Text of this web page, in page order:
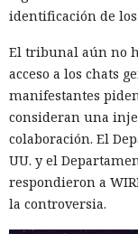
identificación de
El tribunal aún no
acceso a los chats
manifestantes
consideran una
colaboración. El
UU. y el
respondieron a
la controversia.